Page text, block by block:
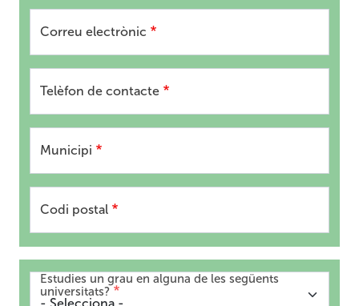
Correu electrònic
Telèfon de contacte
Municipi
Codi postal
Estudies un grau en alguna de les següents
universitats?